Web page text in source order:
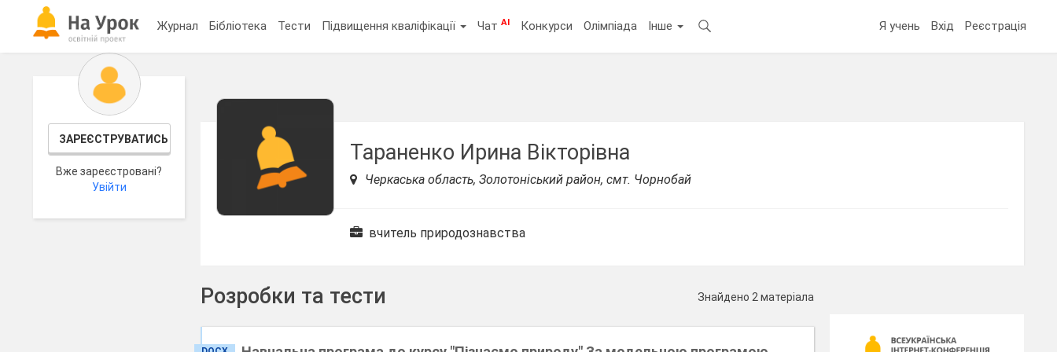
Журнал Бібліотека Тести Підвищення кваліфікації ЧатAI Конкурси Олімпіада Інше Я учень Вхід Реєстрація
ЗАРЕЄСТРУВАТИСЬ
Вже зареєстровані?
Увійти
Тараненко Ирина Вікторівна
Черкаська область, Золотоніський район, смт. Чорнобай
вчитель природознавства
Розробки та тести Знайдено 2 матеріала